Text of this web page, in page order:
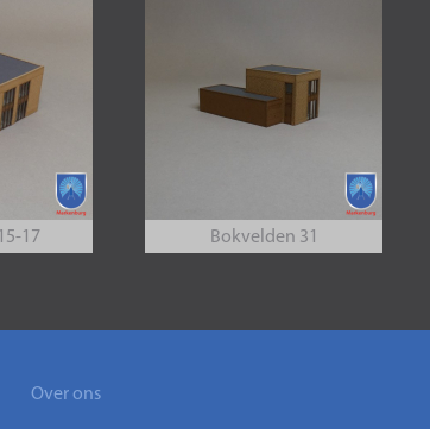
17 Bokvelden 31
Over ons